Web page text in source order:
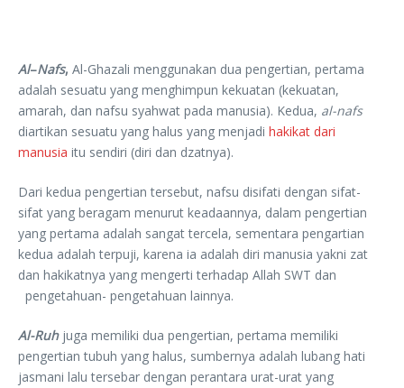
Al–Nafs, Al-Ghazali menggunakan dua pengertian, pertama
adalah sesuatu yang menghimpun kekuatan (kekuatan,
amarah, dan nafsu syahwat pada manusia). Kedua, al-nafs
diartikan sesuatu yang halus yang menjadi hakikat dari
manusia itu sendiri (diri dan dzatnya).
Dari kedua pengertian tersebut, nafsu disifati dengan sifat-
sifat yang beragam menurut keadaannya, dalam pengertian
yang pertama adalah sangat tercela, sementara pengartian
kedua adalah terpuji, karena ia adalah diri manusia yakni zat
dan hakikatnya yang mengerti terhadap Allah SWT dan
pengetahuan- pengetahuan lainnya.
Al-Ruhjuga memiliki dua pengertian, pertama memiliki
pengertian tubuh yang halus, sumbernya adalah lubang hati
jasmani lalu tersebar dengan perantara urat-urat yang